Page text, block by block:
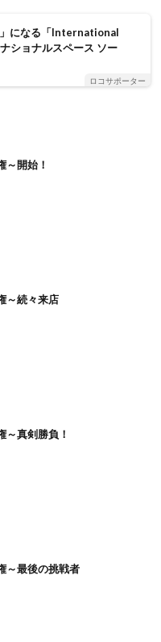
になる「International
ショナルスペース ソー
ロコサポーター
～開始！
～続々来店
～真剣勝負！
～最後の挑戦者